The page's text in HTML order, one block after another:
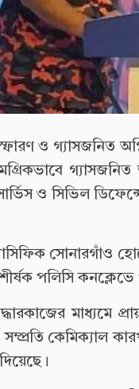
ও গ্যাসজনিত
ও সিভিল
সোনারগাঁও
শীর্ষক পলিসি
মাধ্যমে
কেমিক্যাল